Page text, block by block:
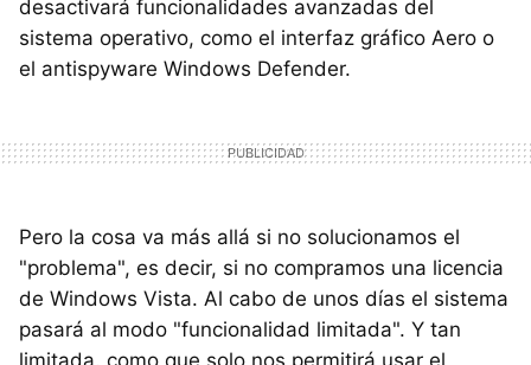
desactivará funcionalidades avanzadas del
sistema operativo, como el interfaz gráfico Aero o
el antispyware Windows Defender.
Pero la cosa va más allá si no solucionamos el
"problema", es decir, si no compramos una licencia
de Windows Vista. Al cabo de unos días el sistema
pasará al modo "funcionalidad limitada". Y tan
limitada, como que solo nos permitirá usar el